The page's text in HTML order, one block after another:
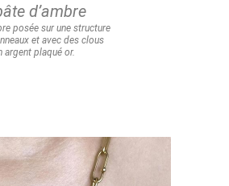
d’ambre
posée sur une structure
et avec des clous
argent plaqué or.